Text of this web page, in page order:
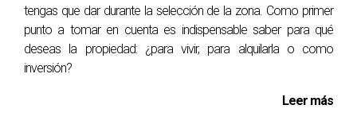
tengas que dar durante la selección de la zona. Como primer
punto a tomar en cuenta es indispensable saber para qué
deseas la propiedad: ¿para vivir, para alquilarla o como
inversión?
Leer más